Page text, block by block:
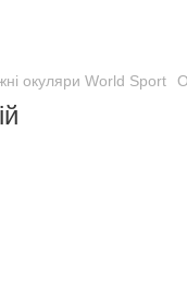
окуляри World Sport